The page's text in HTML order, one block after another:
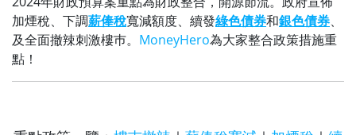
加煙稅、下調薪俸稅寬減額度、續發綠色債券和銀色債券、
及全面撤辣刺激樓巿。 MoneyHero為大家整合政策措施重
點！